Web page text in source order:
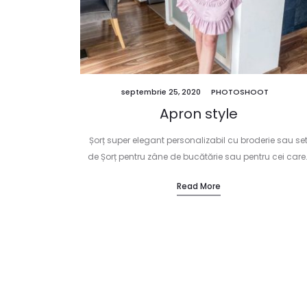
septembrie 25, 2020 PHOTOSHOOT
Apron style
Șorț super elegant personalizabil cu broderie sau set
de Șorț pentru zâne de bucătărie sau pentru cei
Read More